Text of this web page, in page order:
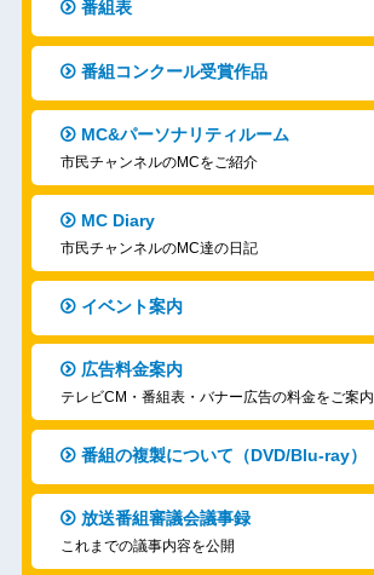
番組表
番組コンクール受賞作品
MC&パーソナリティルーム
市民チャンネルのMCをご紹介
MC Diary
市民チャンネルのMC達の日記
イベント案内
広告料金案内
テレビCM・番組表・バナー広告の料金をご案内
番組の複製について（DVD/Blu-ray）
放送番組審議会議事録
これまでの議事内容を公開